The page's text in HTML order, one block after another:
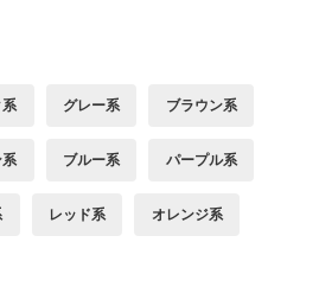
系 グレー系 ブラウン系
系 ブルー系 パープル系
レッド系 オレンジ系